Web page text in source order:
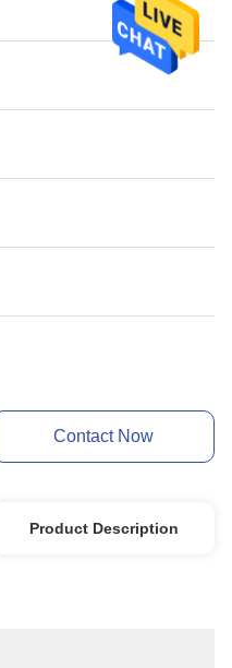
Contact Now
Product Description